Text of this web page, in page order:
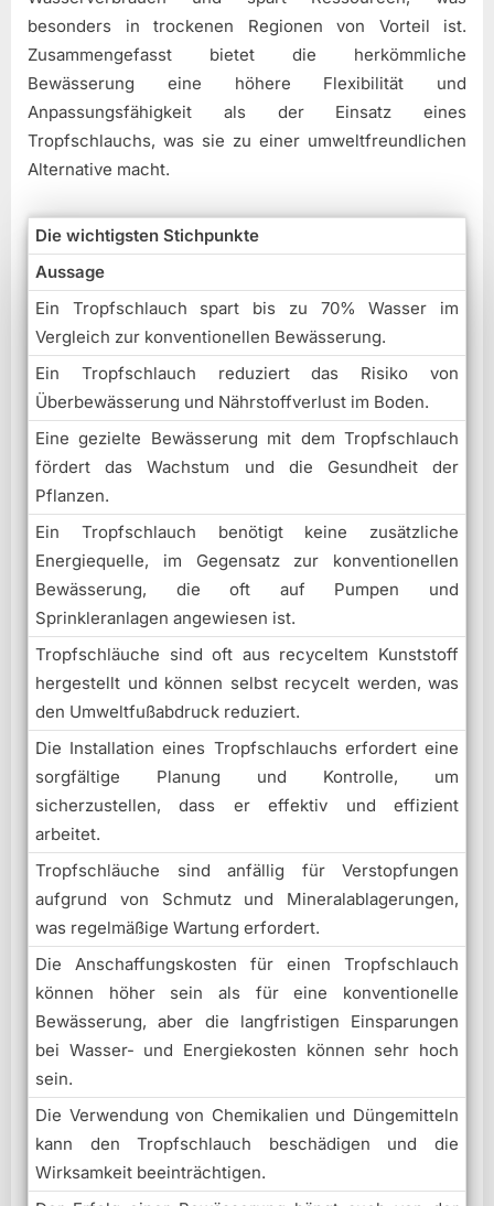
besonders in trockenen Regionen von Vorteil ist.
Zusammengefasst bietet die herkömmliche
Bewässerung eine höhere Flexibilität und
Anpassungsfähigkeit als der Einsatz eines
Tropfschlauchs, was sie zu einer umweltfreundlichen
Alternative macht.
Die wichtigsten Stichpunkte
Aussage
Ein Tropfschlauch spart bis zu 70% Wasser im
Vergleich zur konventionellen Bewässerung.
Ein Tropfschlauch reduziert das Risiko von
Überbewässerung und Nährstoffverlust im Boden.
Eine gezielte Bewässerung mit dem Tropfschlauch
fördert das Wachstum und die Gesundheit der
Pflanzen.
Ein Tropfschlauch benötigt keine zusätzliche
Energiequelle, im Gegensatz zur konventionellen
Bewässerung, die oft auf Pumpen und
Sprinkleranlagen angewiesen ist.
Tropfschläuche sind oft aus recyceltem Kunststoff
hergestellt und können selbst recycelt werden, was
den Umweltfußabdruck reduziert.
Die Installation eines Tropfschlauchs erfordert eine
sorgfältige Planung und Kontrolle, um
sicherzustellen, dass er effektiv und effizient
arbeitet.
Tropfschläuche sind anfällig für Verstopfungen
aufgrund von Schmutz und Mineralablagerungen,
was regelmäßige Wartung erfordert.
Die Anschaffungskosten für einen Tropfschlauch
können höher sein als für eine konventionelle
Bewässerung, aber die langfristigen Einsparungen
bei Wasser- und Energiekosten können sehr hoch
sein.
Die Verwendung von Chemikalien und Düngemitteln
kann den Tropfschlauch beschädigen und die
Wirksamkeit beeinträchtigen.